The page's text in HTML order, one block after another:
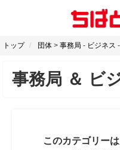
トップ 団体 > 事務局 - ビジネス -
事務局 ＆ ビ
このカテゴリー